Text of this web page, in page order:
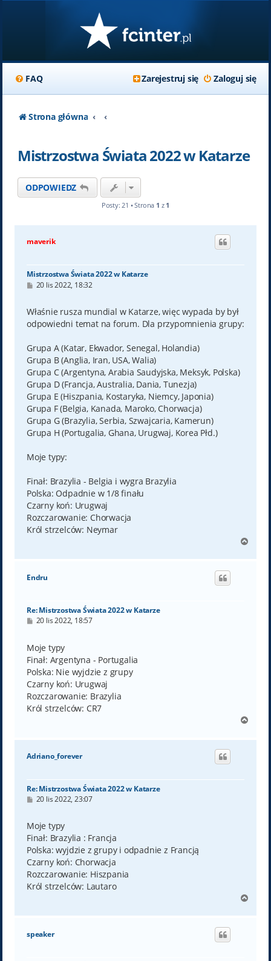
FAQ Zaloguj się
Zarejestruj się
Strona główna
Mistrzostwa Świata 2022 w Katarze
ODPOWIEDZ
Posty: 21 • Strona 1 z 1
maverik
Mistrzostwa Świata 2022 w Katarze
P
t
20 lis 2022, 18:32
Właśnie rusza mundial w Katarze, więc wypada by był
odpowiedni temat na forum. Dla przypomnienia grupy:
Grupa A (Katar, Ekwador, Senegal, Holandia)
Grupa B (Anglia, Iran, USA, Walia)
Grupa C (Argentyna, Arabia Saudyjska, Meksyk, Polska)
Grupa D (Francja, Australia, Dania, Tunezja)
Grupa E (Hiszpania, Kostaryka, Niemcy, Japonia)
Grupa F (Belgia, Kanada, Maroko, Chorwacja)
Grupa G (Brazylia, Serbia, Szwajcaria, Kamerun)
Grupa H (Portugalia, Ghana, Urugwaj, Korea Płd.)
Moje typy:
Finał: Brazylia - Belgia i wygra Brazylia
Polska: Odpadnie w 1/8 finału
Czarny koń: Urugwaj
Rozczarowanie: Chorwacja
Król strzelców: Neymar
g
Endru
Re: Mistrzostwa Świata 2022 w Katarze
P
t
20 lis 2022, 18:57
Moje typy
Finał: Argentyna - Portugalia
Polska: Nie wyjdzie z grupy
Czarny koń: Urugwaj
Rozczarowanie: Brazylia
Król strzelców: CR7
g
Adriano_forever
Re: Mistrzostwa Świata 2022 w Katarze
P
t
20 lis 2022, 23:07
Moje typy
Finał: Brazylia : Francja
Polska: wyjdzie z grupy i odpadnie z Francją
Czarny koń: Chorwacja
Rozczarowanie: Hiszpania
Król strzelców: Lautaro
g
speaker